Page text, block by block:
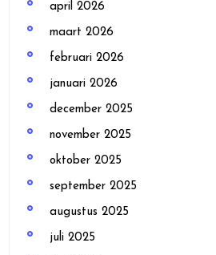
april 2026
maart 2026
februari 2026
januari 2026
december 2025
november 2025
oktober 2025
september 2025
augustus 2025
juli 2025